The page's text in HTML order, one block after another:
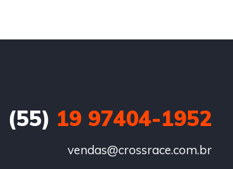
(55) 19 97404-1952
vendas@crossrace.com.br